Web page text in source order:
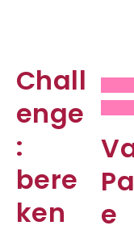
Chall
enge
:
bere
ken
e